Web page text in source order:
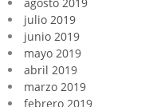
julio 2019
junio 2019
mayo 2019
abril 2019
marzo 2019
febrero 2019